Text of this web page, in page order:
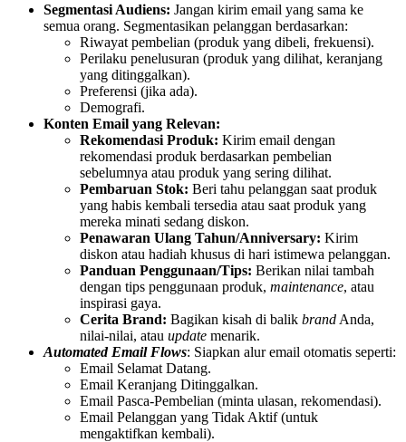
Segmentasi Audiens: Jangan kirim email yang sama ke
semua orang. Segmentasikan pelanggan berdasarkan:
Riwayat pembelian (produk yang dibeli, frekuensi).
Perilaku penelusuran (produk yang dilihat, keranjang
yang ditinggalkan).
Preferensi (jika ada).
Demografi.
Konten Email yang Relevan:
Rekomendasi Produk: Kirim email dengan
rekomendasi produk berdasarkan pembelian
sebelumnya atau produk yang sering dilihat.
Pembaruan Stok: Beri tahu pelanggan saat produk
yang habis kembali tersedia atau saat produk yang
mereka minati sedang diskon.
Penawaran Ulang Tahun/Anniversary: Kirim
diskon atau hadiah khusus di hari istimewa pelanggan.
Panduan Penggunaan/Tips: Berikan nilai tambah
dengan tips penggunaan produk, maintenance, atau
inspirasi gaya.
Cerita Brand: Bagikan kisah di balik brand Anda,
nilai-nilai, atau update menarik.
Automated Email Flows: Siapkan alur email otomatis seperti:
Email Selamat Datang.
Email Keranjang Ditinggalkan.
Email Pasca-Pembelian (minta ulasan, rekomendasi).
Email Pelanggan yang Tidak Aktif (untuk
mengaktifkan kembali).